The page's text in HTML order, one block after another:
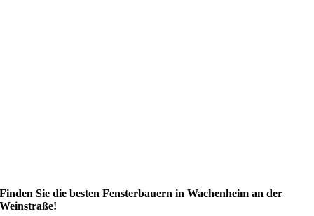
Finden Sie die besten Fensterbauern in Wachenheim an der
Weinstraße!